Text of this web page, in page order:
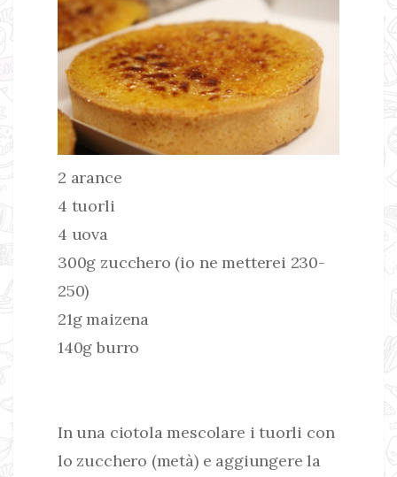
2 arance
4 tuorli
4 uova
300g zucchero (io ne metterei 230-
250)
21g maizena
140g burro
In una ciotola mescolare i tuorli con
lo zucchero (metà) e aggiungere la